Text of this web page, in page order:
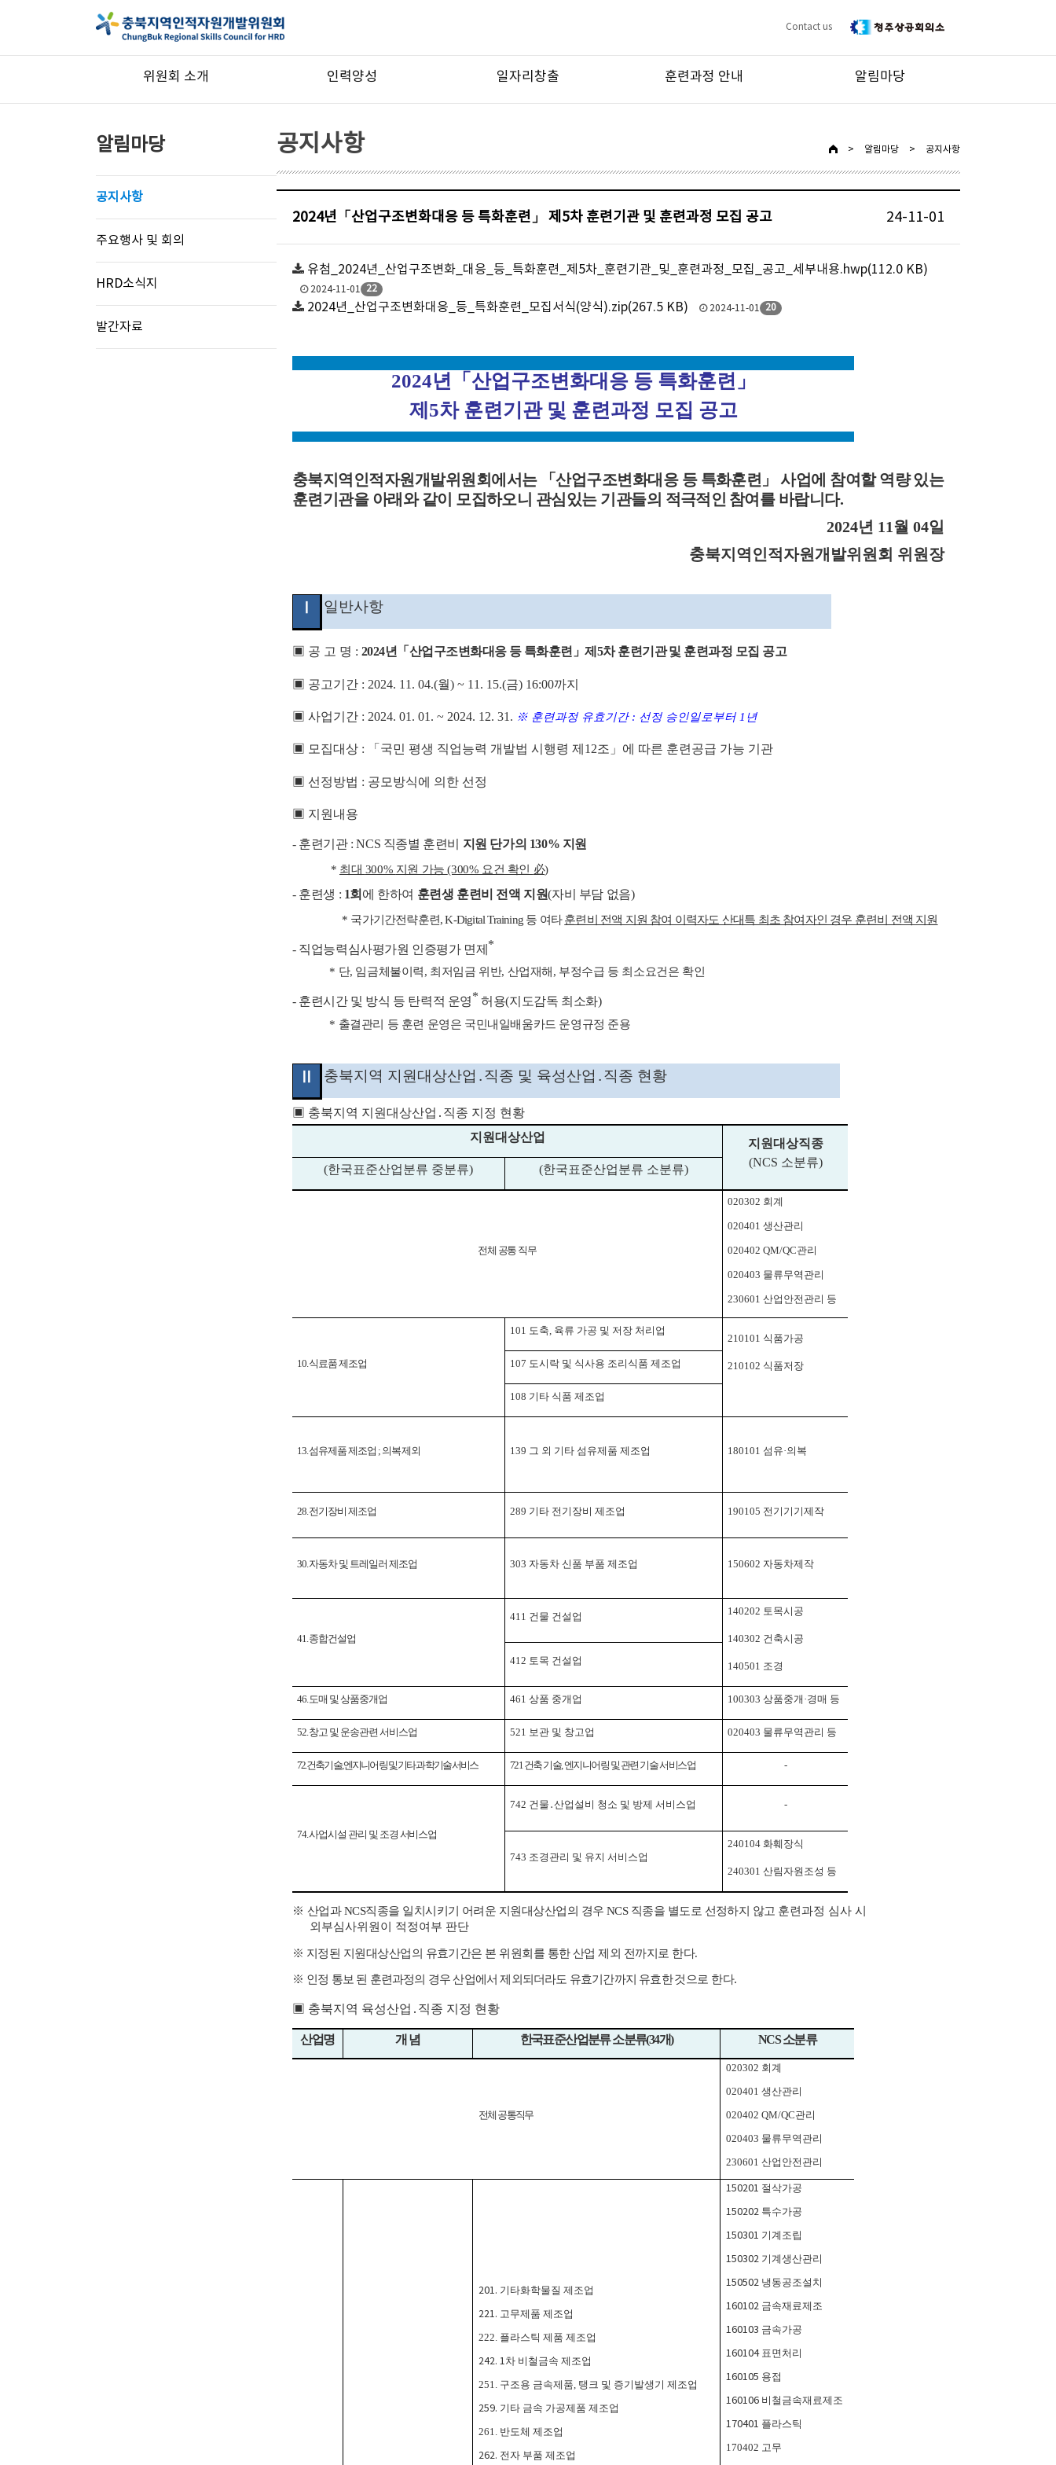
Contact us
위원회 소개 인력양성 일자리창출 훈련과정 안내 알림마당
알림마당
공지사항
주요행사 및 회의
HRD소식지
발간자료
공지사항 > 알림마당 > 공지사항
2024년「산업구조변화대응 등 특화훈련」 제5차 훈련기관 및 훈련과정 모집 공고 24-11-01
유첨_2024년_산업구조변화_대응_등_특화훈련_제5차_훈련기관_및_훈련과정_모집_공고_세부내용.hwp(112.0 KB)
2024-11-01 22
2024년_산업구조변화대응_등_특화훈련_모집서식(양식).zip(267.5 KB) 2024-11-01 20
2024년 「 산업구조변화대응 등 특화훈련 」
제 5차 훈련기관 및 훈련과정 모집 공고
충북지역인적자원개발위원회에서는 「산업구조변화대응 등 특화훈련 」 사업에 참여할 역량 있는
훈련기관을 아래와 같이 모집하오니 관심있는 기관들의 적극적인 참여를 바랍니다.
2024년 11월 04일
충북지역인적자원개발위원회 위원장
일반사항
▣ 공 고 명 : 2024년 「 산업구조변화대응 등 특화훈련 」제 5차 훈련기관 및 훈련과정 모집 공고
▣ 공고기간 : 2024. 11. 04.(월) ~ 11. 15.(금) 16:00까지
▣ 사업기간 : 2024. 01. 01. ~ 2024. 12. 31. ※ 훈련과정 유효기간 : 선정 승인일로부터 1 년
▣ 모집대상 : 「 국민 평생 직업능력 개발법 시행령 제 12조 」 에 따른 훈련공급 가능 기관
▣ 선정방법 : 공모방식에 의한 선정
▣ 지원내용
- 훈련기관 : NCS 직종별 훈련비 지원 단가의 130% 지원
* 최대 300% 지원 가능(300% 요건 확인 必)
- 훈련생 : 1회 에 한하여 훈련생 훈련비 전액 지원(자비 부담 없음)
* 국가기간전략훈련, K-Digital Training 등 여타훈련비 전액 지원 참여 이력자도 산대특 최초 참여자인 경우 훈련비 전액 지원
- 직업능력심사평가원 인증평가 면제 *
* 단, 임금체불이력, 최저임금 위반, 산업재해 , 부정수급 등 최소요건은 확인
- 훈련시간 및 방식 등 탄력적 운영* 허용(지도감독 최소화)
* 출결관리 등 훈련 운영은 국민내일배움카드 운영규정 준용
Ⅱ 충북지역 지원대상산업 ․직종 및 육성산업 ․직종 현황
▣ 충북지역 지원대상산업 ․ 직종 지정 현황
지원대상산업
지원대상직종
(NCS 소분류)
(한국표준산업분류 중분류) (한국표준산업분류 소분류)
전체 공통 직무
020302 회계
020401 생산관리
020402 QM/QC관리
020403 물류무역관리
230601 산업안전관리 등
10.식료품 제조업
101 도축, 육류 가공 및 저장 처리업
210101 식품가공
210102 식품저장
107 도시락 및 식사용 조리식품 제조업
108 기타 식품 제조업
13.섬유제품 제조업 ; 의복 제외 139 그 외 기타 섬유제품 제조업 180101 섬유·의복
28.전기장비 제조업 289 기타 전기장비 제조업 190105 전기기기제작
30.자동차 및 트레일러 제조업 303 자동차 신품 부품 제조업 150602 자동차제작
41.종합건설업
411 건물 건설업 140202 토목시공
140302 건축시공
140501 조경
412 토목 건설업
46.도매 및 상품중개업 461 상품 중개업 100303 상품중개 ·경매 등
52.창고 및 운송관련 서비스업 521 보관 및 창고업 020403 물류무역관리 등
72.건축기술,엔지니어링 및 기타 과학기술 서비스 721건축 기술,엔지니어링 및 관련 기술 서비스업 -
74.사업시설 관리 및 조경 서비스업
742 건물 ․산업설비 청소 및 방제 서비스업 -
743 조경관리 및 유지 서비스업
240104 화훼장식
240301 산림자원조성 등
※ 산업과NCS직종을 일치시키기 어려운 지원대상산업의 경우 NCS 직종을 별도로 선정하지 않고 훈련과정 심사 시
외부심사위원이 적정여부 판단
※ 지정된 지원대상산업의 유효기간은 본 위원회를 통한 산업 제외 전까지로 한다.
※ 인정 통보 된 훈련과정의 경우 산업에서 제외되더라도 유효기간까지 유효한 것으로 한다.
▣ 충북지역 육성산업 ․ 직종 지정 현황
산업명 개 념 한국표준산업분류 소분류(34개) NCS소분류
전체 공통직무
020302 회계
020401 생산관리
020402 QM/QC관리
020403 물류무역관리
230601 산업안전관리
201. 기타화학물질 제조업
221. 고무제품 제조업
222. 플라스틱 제품 제조업
242. 1차 비철금속 제조업
251. 구조용 금속제품, 탱크 및 증기발생기 제조업
259. 기타 금속 가공제품 제조업
261. 반도체 제조업
262. 전자 부품 제조업
150201 절삭가공
150202 특수가공
150301 기계조립
150302 기계생산관리
150502 냉동공조설치
160102 금속재료제조
160103 금속가공
160104 표면처리
160105 용접
160106 비철금속재료제조
170401 플라스틱
170402 고무